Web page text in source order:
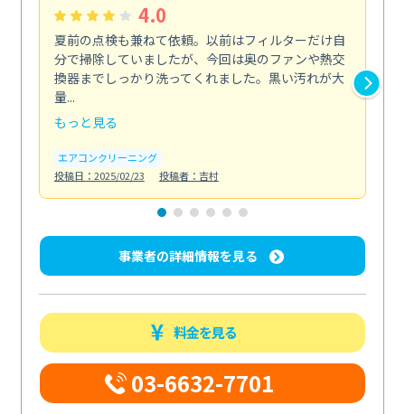
4.0
夏前の点検も兼ねて依頼。以前はフィルターだけ自
分で掃除していましたが、今回は奥のファンや熱交
換器までしっかり洗ってくれました。黒い汚れが大
量...
もっと見る
エアコンクリーニング
投稿日：2025/02/23
投稿者：吉村
事業者の詳細情報を見る
料金を見る
03-6632-7701